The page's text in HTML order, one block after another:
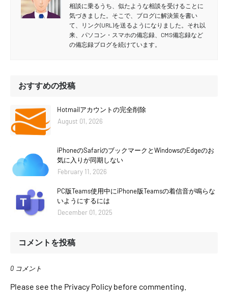
相談に乗るうち、似たような相談を受けることに
気づきました。そこで、ブログに解決策を書い
て、リンク(URL)を送るようになりました。それ以
来、パソコン・スマホの備忘録、CMS備忘録など
の備忘録ブログを続けています。
おすすめの投稿
Hotmailアカウントの完全削除
August 01, 2026
iPhoneのSafariのブックマークとWindowsのEdgeのお
気に入りが同期しない
February 11, 2026
PC版Teams使用中にiPhone版Teamsの着信音が鳴らな
いようにするには
December 01, 2025
コメントを投稿
0 コメント
Please see the Privacy Policy before commenting.